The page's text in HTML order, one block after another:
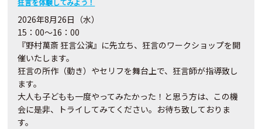
狂言を体験してみよう！
2026年8月26日（水）
15：00～16：00
『野村萬斎 狂言公演』に先立ち、狂言のワークショップを開
催いたします。
狂言の所作（動き）やセリフを舞台上で、狂言師が指導致し
ます。
大人も子どもも一度やってみたかった！と思う方は、この機
会に是非、トライしてみてください。お待ち致しておりま
す。